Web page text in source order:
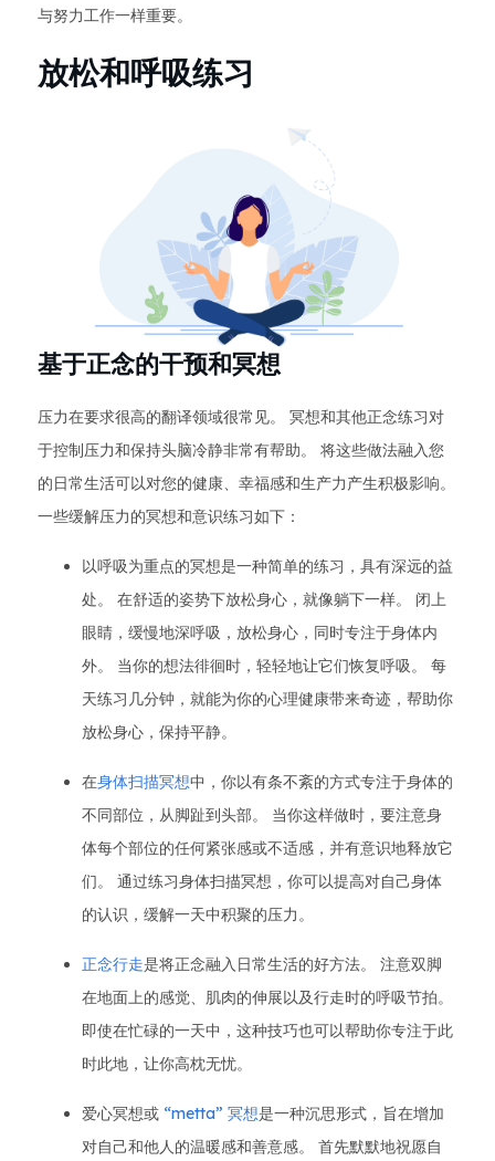
与努力工作一样重要。
放松和呼吸练习
基于正念的干预和冥想
压力在要求很高的翻译领域很常见。 冥想和其他正念练习对
于控制压力和保持头脑冷静非常有帮助。 将这些做法融入您
的日常生活可以对您的健康、幸福感和生产力产生积极影响。
一些缓解压力的冥想和意识练习如下：
以呼吸为重点的冥想是一种简单的练习，具有深远的益
处。 在舒适的姿势下放松身心，就像躺下一样。 闭上
眼睛，缓慢地深呼吸，放松身心，同时专注于身体内
外。 当你的想法徘徊时，轻轻地让它们恢复呼吸。 每
天练习几分钟，就能为你的心理健康带来奇迹，帮助你
放松身心，保持平静。
在身体扫描冥想中，你以有条不紊的方式专注于身体的
不同部位，从脚趾到头部。 当你这样做时，要注意身
体每个部位的任何紧张感或不适感，并有意识地释放它
们。 通过练习身体扫描冥想，你可以提高对自己身体
的认识，缓解一天中积聚的压力。
正念行走是将正念融入日常生活的好方法。 注意双脚
在地面上的感觉、肌肉的伸展以及行走时的呼吸节拍。
即使在忙碌的一天中，这种技巧也可以帮助你专注于此
时此地，让你高枕无忧。
爱心冥想或 “metta” 冥想是一种沉思形式，旨在增加
对自己和他人的温暖感和善意感。 首先默默地祝愿自